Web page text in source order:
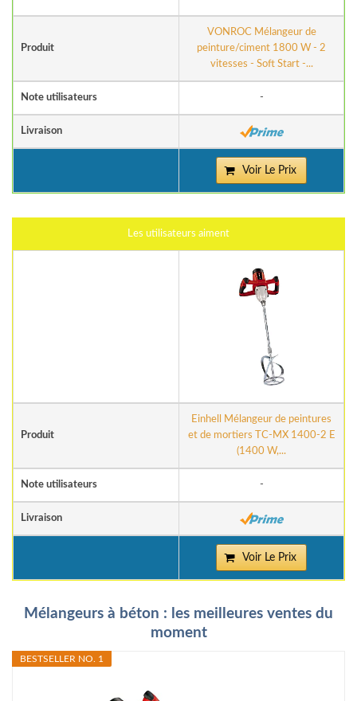
Produit
VONROC Mélangeur de
peinture/ciment 1800 W - 2
vitesses - Soft Start -...
Note utilisateurs -
Livraison
Voir Le Prix
Les utilisateurs aiment
Produit
Einhell Mélangeur de peintures
et de mortiers TC-MX 1400-2 E
(1400 W,...
Note utilisateurs -
Livraison
Voir Le Prix
Mélangeurs à béton : les meilleures ventes du
moment
BESTSELLER NO. 1